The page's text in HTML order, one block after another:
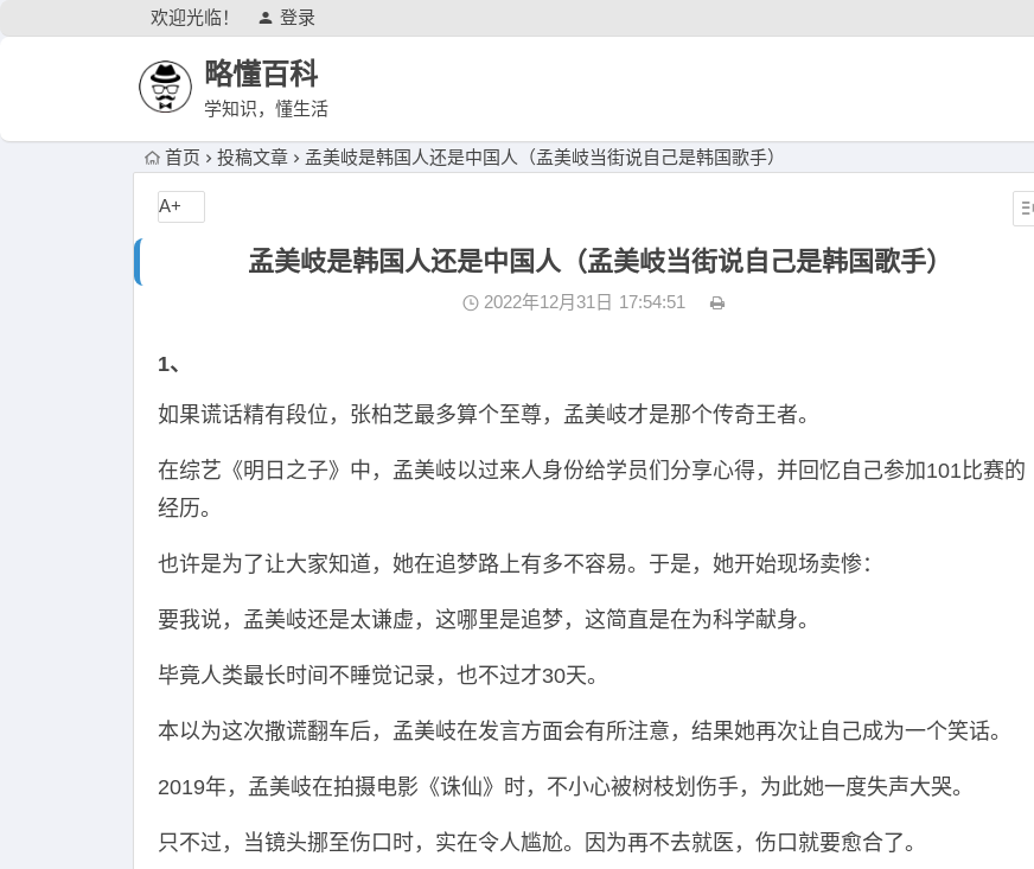
欢迎光临！ 登录
略懂百科
学知识，懂生活
首页 投稿文章 孟美岐是韩国人还是中国人（孟美岐当街说自己是韩国歌手）
孟美岐是韩国人还是中国人（孟美岐当街说自己是韩国歌手）
2022年12月31日 17:54:51
1、
如果谎话精有段位，张柏芝最多算个至尊，孟美岐才是那个传奇王者。
在综艺《明日之子》中，孟美岐以过来人身份给学员们分享心得，并回忆自己参加101比赛的
经历。
也许是为了让大家知道，她在追梦路上有多不容易。于是，她开始现场卖惨：
要我说，孟美岐还是太谦虚，这哪里是追梦，这简直是在为科学献身。
毕竟人类最长时间不睡觉记录，也不过才30天。
本以为这次撒谎翻车后，孟美岐在发言方面会有所注意，结果她再次让自己成为一个笑话。
2019年，孟美岐在拍摄电影《诛仙》时，不小心被树枝划伤手，为此她一度失声大哭。
只不过，当镜头挪至伤口时，实在令人尴尬。因为再不去就医，伤口就要愈合了。
A+